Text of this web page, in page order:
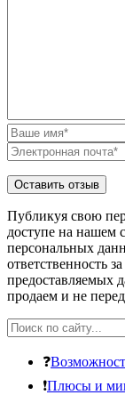
Публикуя свою
доступе на нашем
персональных
ответственность
предоставляемых
продаем и не
❓
❗Плюсы и